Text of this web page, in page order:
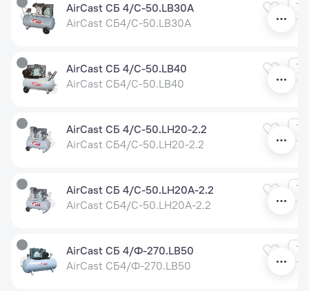
AirCast СБ 4/С-50.LB30A
AirCast СБ4/С-50.LB30A
AirCast СБ 4/С-50.LB40
AirCast СБ4/С-50.LB40
AirCast СБ 4/С-50.LH20-2.2
AirCast СБ4/С-50.LH20-2.2
AirCast СБ 4/С-50.LH20A-2.2
AirCast СБ4/С-50.LH20A-2.2
AirCast СБ 4/Ф-270.LB50
AirCast СБ4/Ф-270.LB50